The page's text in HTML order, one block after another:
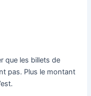
que les billets de
pas. Plus le montant